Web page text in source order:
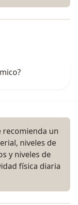
recomienda un
niveles de
y niveles de
física diaria